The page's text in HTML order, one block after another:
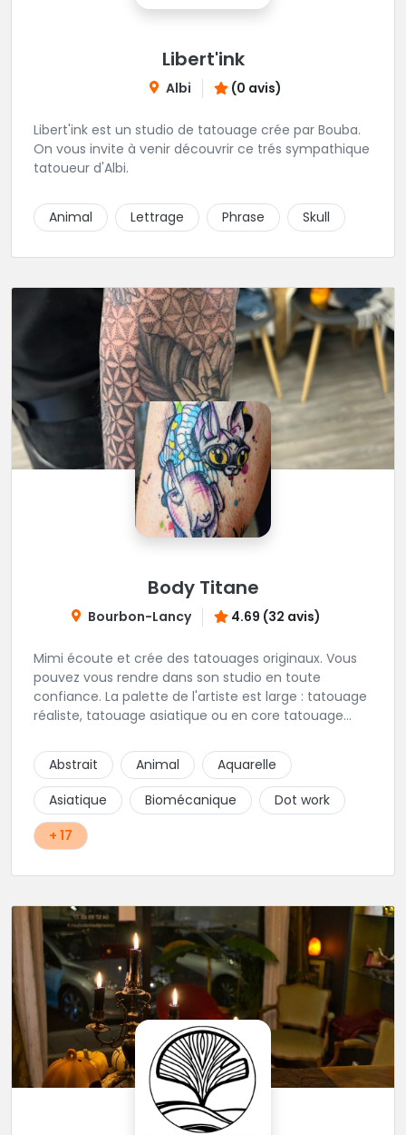
Libert'ink
Albi (0 avis)
Libert'ink est un studio de tatouage crée par Bouba.
On vous invite à venir découvrir ce trés sympathique
tatoueur d'Albi.
Animal Lettrage Phrase Skull
Body Titane
Bourbon-Lancy 4.69 (32 avis)
Mimi écoute et crée des tatouages originaux. Vous
pouvez vous rendre dans son studio en toute
confiance. La palette de l'artiste est large : tatouage
réaliste, tatouage asiatique ou en core tatouage
construire un projet qui vous ressemble.
Abstrait Animal
Aquarelle
Asiatique
Biomécanique
Dot work
+ 17